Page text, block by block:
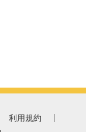
利用規約